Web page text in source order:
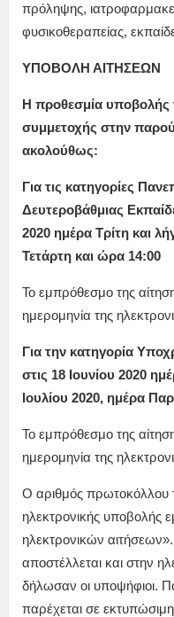
πρόληψης,
φυσικοθεραπείας,
ΥΠΟΒΟΛΗ ΑΙΤΗΣΕΩΝ
Η προθεσμία υποβολής
συμμετοχής στην
ακολούθως:
Για τις κατηγορίες
Δευτεροβάθμιας
2020 ημέρα Τρίτη και
Τετάρτη και ώρα 14:00
Το εμπρόθεσμο της
ημερομηνία της
Για την κατηγορία
στις 18 Ιουνίου 2020
Ιουλίου 2020, ημέρα
Το εμπρόθεσμο της
ημερομηνία της
Ο αριθμός πρωτοκόλλου
ηλεκτρονικής υποβολής
ηλεκτρονικών
αποστέλλεται και στην
δήλωσαν οι υποψήφιοι.
παρέχεται σε